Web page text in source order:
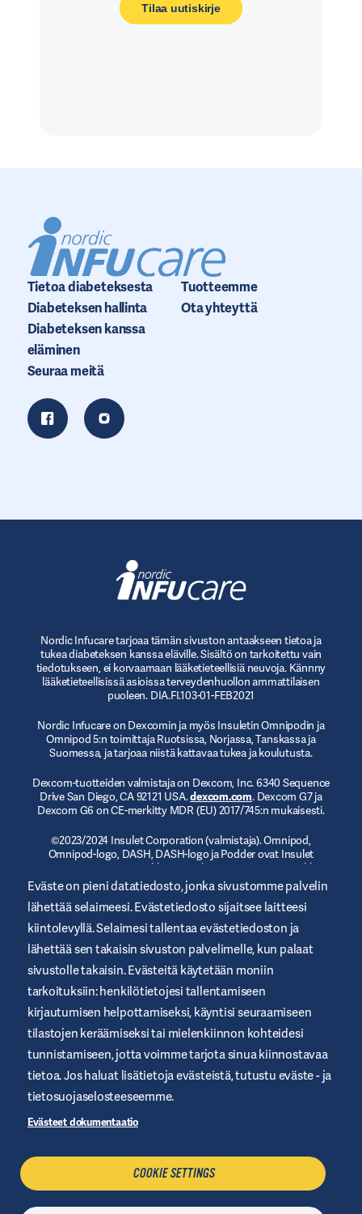
Tilaa uutiskirje
Tietoa diabeteksesta
Diabeteksen hallinta
Diabeteksen kanssa
eläminen
Tuotteemme
Ota yhteyttä
Seuraa meitä
Nordic Infucare tarjoaa tämän sivuston antaakseen tietoa ja
tukea diabeteksen kanssa eläville. Sisältö on tarkoitettu vain
tiedotukseen, ei korvaamaan lääketieteellisiä neuvoja. Kännny
lääketieteellisissä asioissa terveydenhuollon ammattilaisen
puoleen. DIA.FI.103-01-FEB2021
Nordic Infucare on Dexcomin ja myös Insuletin Omnipodin ja
Omnipod 5:n toimittaja Ruotsissa, Norjassa, Tanskassa ja
Suomessa, ja tarjoaa niistä kattavaa tukea ja koulutusta.
Dexcom-tuotteiden valmistaja on Dexcom, Inc. 6340 Sequence
Drive San Diego, CA 92121 USA.dexcom.com. Dexcom G7 ja
Dexcom G6 on CE-merkitty MDR (EU) 2017/745:n mukaisesti.
©2023/2024 Insulet Corporation (valmistaja). Omnipod,
Omnipod-logo, DASH, DASH-logo ja Podder ovat Insulet
Corporationin tavaramerkkejä tai rekisteröityjä tavaramerkkejä
Yhdysvalloissa tai muilla lainkäyttöalueilla.myomnipod.com.
Omnipod DASH ja Omnipod 5 on CE-merkitty MDR (EU)
2017/745:n mukaisesti.
Yleiset käyttöehdot
Tietosuojakäytäntö
Evästeet
Oikeudellinen huomautus
Eväste on pieni datatiedosto, jonka sivustomme palvelin
lähettää selaimeesi. Evästetiedosto sijaitsee laitteesi
kiintolevyllä. Selaimesi tallentaa evästetiedoston ja
lähettää sen takaisin sivuston palvelimelle, kun palaat
sivustolle takaisin. Evästeitä käytetään moniin
tarkoituksiin: henkilötietojesi tallentamiseen
kirjautumisen helpottamiseksi, käyntisi seuraamiseen
tilastojen keräämiseksi tai mielenkiinnon kohteidesi
tunnistamiseen, jotta voimme tarjota sinua kiinnostavaa
tietoa. Jos haluat lisätietoja evästeistä, tutustu eväste - ja
tietosuojaselosteeseemme.
Evästeet dokumentaatio
COOKIE SETTINGS